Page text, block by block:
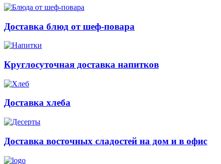
Доставка блюд от шеф-повара
Круглосуточная доставка напитков
Доставка хлеба
Доставка восточных сладостей на дом и в офис